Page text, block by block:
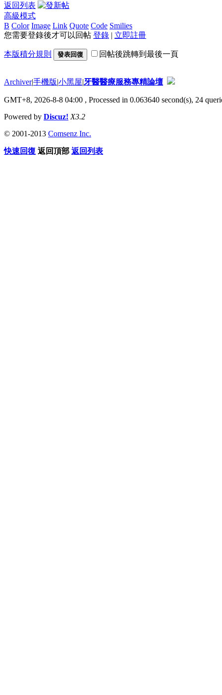
返回列表
高級模式
B Color Image Link Quote Code Smilies
您需要登錄後才可以回帖 登錄 | 立即註冊
本版積分規則 發表回復 回帖後跳轉到最後一頁
Archiver|手機版|小黑屋|牙醫醫療服務專精論壇
GMT+8, 2026-8-8 04:00 , Processed in 0.063640 second(s), 24
Powered by Discuz! X3.2
© 2001-2013 Comsenz Inc.
快速回復 返回頂部 返回列表